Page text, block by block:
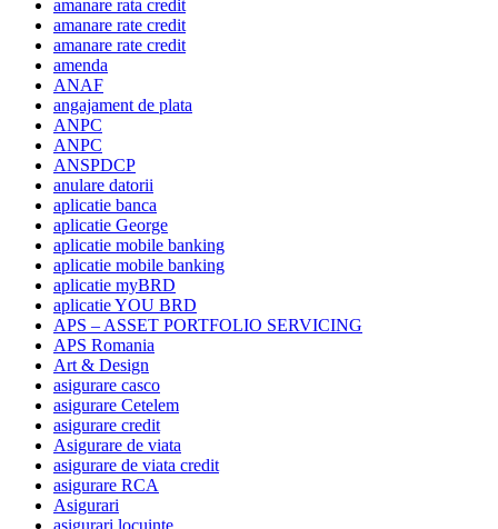
amanare rata credit
amanare rate credit
amanare rate credit
amenda
ANAF
angajament de plata
ANPC
ANPC
ANSPDCP
anulare datorii
aplicatie banca
aplicatie George
aplicatie mobile banking
aplicatie mobile banking
aplicatie myBRD
aplicatie YOU BRD
APS – ASSET PORTFOLIO SERVICING
APS Romania
Art & Design
asigurare casco
asigurare Cetelem
asigurare credit
Asigurare de viata
asigurare de viata credit
asigurare RCA
Asigurari
asigurari locuinte